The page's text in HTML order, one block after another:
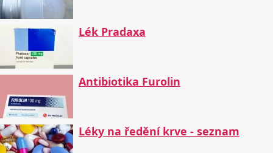
Lék Pradaxa
Antibiotika Furolin
Léky na ředění krve - seznam